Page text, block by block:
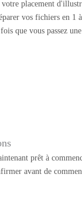
placement
vos fichiers en
que vous passez
prêt à
avant de